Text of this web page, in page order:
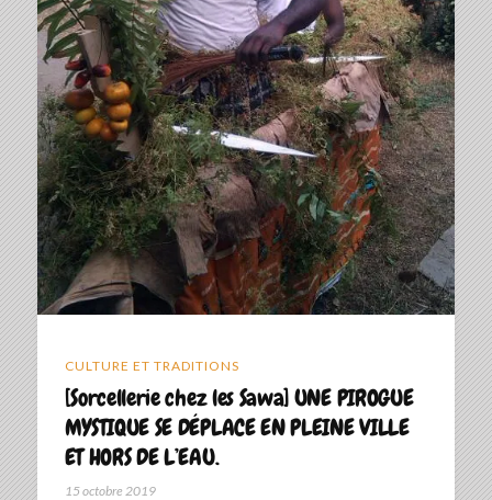
CULTURE ET TRADITIONS
[Sorcellerie chez les Sawa] UNE PIROGUE
MYSTIQUE SE DÉPLACE EN PLEINE VILLE
ET HORS DE L’EAU.
15 octobre 2019